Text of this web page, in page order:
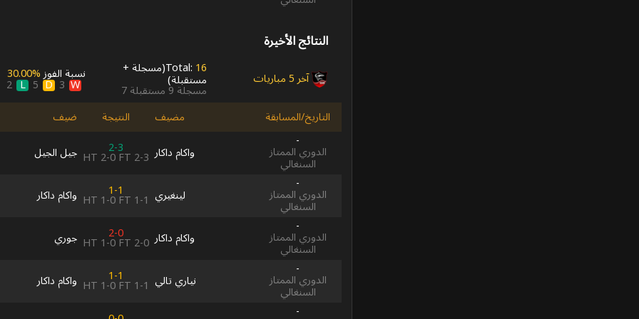
النتائج الأخيرة
آخر 5 مباريات Total:16
(مسجلة+
مستقبلة) مسجلة9مستقبلة7
نسبة الفوز30.00‎%‎
W
3
D
5
L
2
التاريخ/المسابقة
مضيف النتيجة
ضيف
-
الدوري الممتاز
السنغالي
واكام داكار 2-3
HT2-0FT2-3
جيل الجيل
-
الدوري الممتاز
السنغالي
لينغيري 1-1
HT1-0FT1-1
واكام داكار
-
الدوري الممتاز
السنغالي
واكام داكار 2-0
HT1-0FT2-0
جوري
-
الدوري الممتاز
السنغالي
نياري تالي 1-1
HT1-0FT1-1
واكام داكار
-